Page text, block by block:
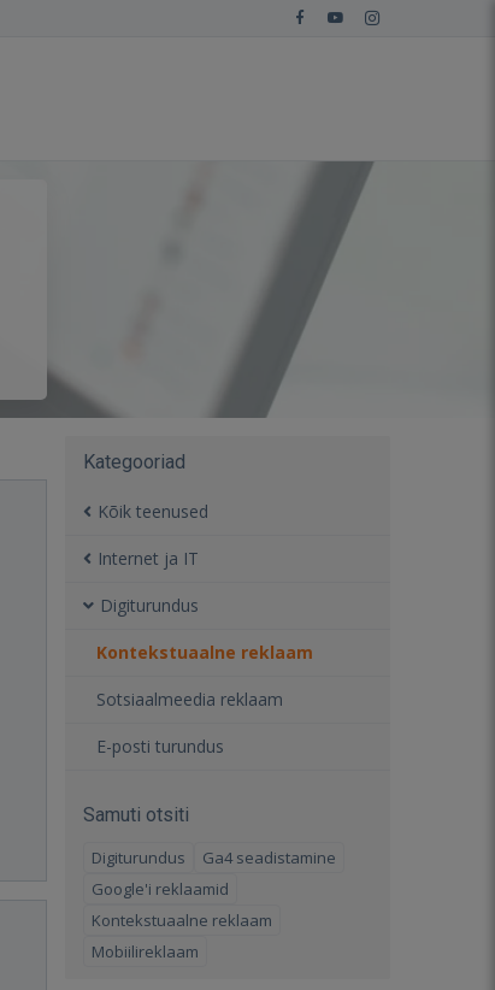
Kategooriad
Kõik teenused
Internet ja IT
Digiturundus
Kontekstuaalne reklaam
Sotsiaalmeedia reklaam
E-posti turundus
Samuti otsiti
Digiturundus
Ga4 seadistamine
Google'i reklaamid
Kontekstuaalne reklaam
Mobiilireklaam